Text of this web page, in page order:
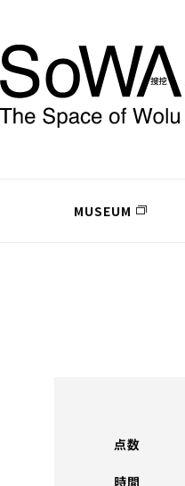
MUSEUM
点数
時間